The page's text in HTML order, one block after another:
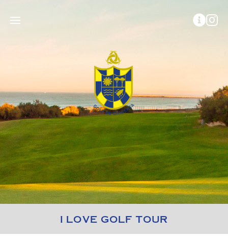
I LOVE GOLF TOUR